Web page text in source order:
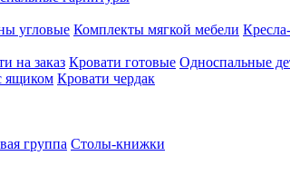
угловые Комплекты мягкой мебели
на заказ Кровати готовые Односпальные
ящиком Кровати чердак
группа Столы-книжки